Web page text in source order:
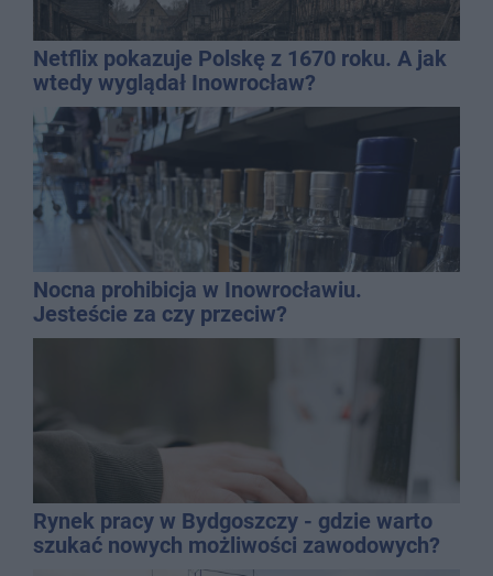
Netflix pokazuje Polskę z 1670 roku. A jak
wtedy wyglądał Inowrocław?
Nocna prohibicja w Inowrocławiu.
Jesteście za czy przeciw?
Rynek pracy w Bydgoszczy - gdzie warto
szukać nowych możliwości zawodowych?